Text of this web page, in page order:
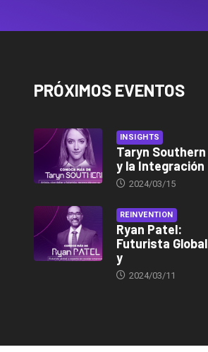
PRÓXIMOS EVENTOS
INSIGHTS
Taryn Southern
y la Integración
2024/03/15
REINVENTION
Ryan Patel:
Futurista Global
y
2024/03/11